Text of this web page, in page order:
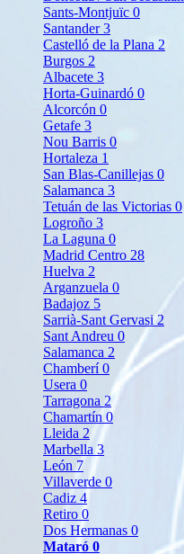
Sants-Montjuïc 0
Santander3
Castelló de la Plana 2
Burgos 2
Albacete 3
Horta-Guinardó 0
Alcorcón 0
Getafe 3
Nou Barris 0
Hortaleza 1
San Blas-Canillejas 0
Salamanca 3
Tetuán de las Victorias 0
Logroño 3
La Laguna 0
Madrid Centro 28
Huelva 2
Arganzuela 0
Badajoz 5
Sarrià-Sant Gervasi2
Sant Andreu 0
Salamanca 2
Chamberí0
Usera 0
Tarragona 2
Chamartín 0
Lleida 2
Marbella3
León 7
Villaverde 0
Cadiz 4
Retiro 0
Dos Hermanas 0
Mataró 0